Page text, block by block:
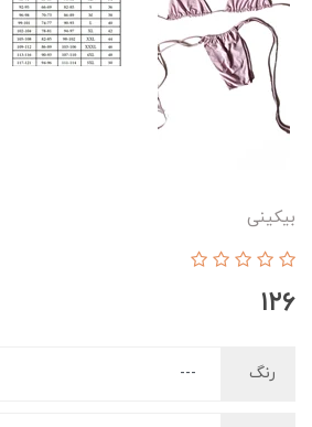
بیکینی
۱۲۶
رنگ